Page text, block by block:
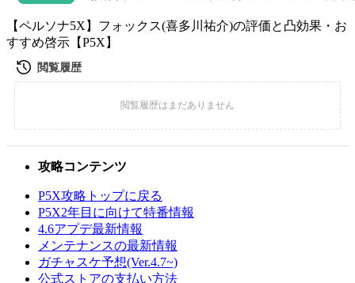
【ペルソナ5X】フォックス(喜多川祐介)の評価と凸効果・お
すすめ啓示【P5X】
攻略コンテンツ
P5X攻略トップに戻る
P5X2年目に向けて特番情報
4.6アプデ最新情報
メンテナンスの最新情報
ガチャスケ予想(Ver.4.7~)
公式ストアの支払い方法